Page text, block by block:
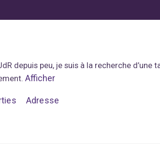
depuis peu, je suis à la recherche
Afficher
Adresse